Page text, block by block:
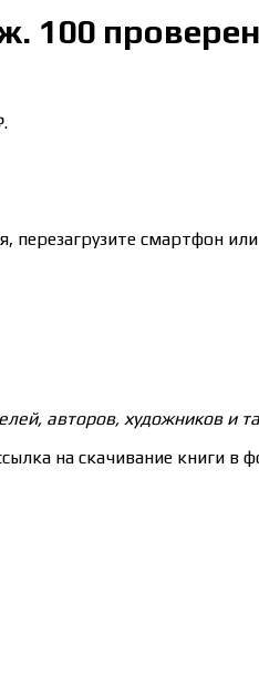
100
смартфон
авторов, художников и
на скачивание книги в